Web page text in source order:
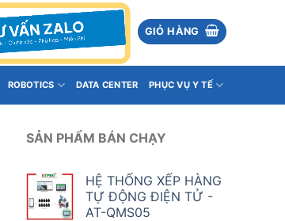
GIỎ HÀNG
ROBOTICS DATA CENTER PHỤC VỤ Y TẾ
SẢN PHẨM BÁN CHẠY
HỆ THỐNG XẾP HÀNG
TỰ ĐỘNG ĐIỆN TỬ -
AT-QMS05